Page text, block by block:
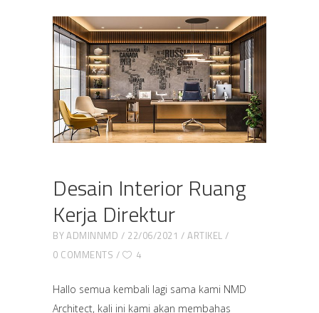
Desain Interior Ruang
Kerja Direktur
BYADMINNMD 22/06/2021
ARTIKEL
0 COMMENTS
4
Hallo semua kembali lagi sama kami NMD
Architect, kali ini kami akan membahas